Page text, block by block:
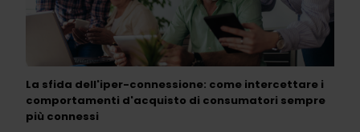
La sfida dell'iper-connessione: come intercettare i
comportamenti d'acquisto di consumatori sempre
più connessi